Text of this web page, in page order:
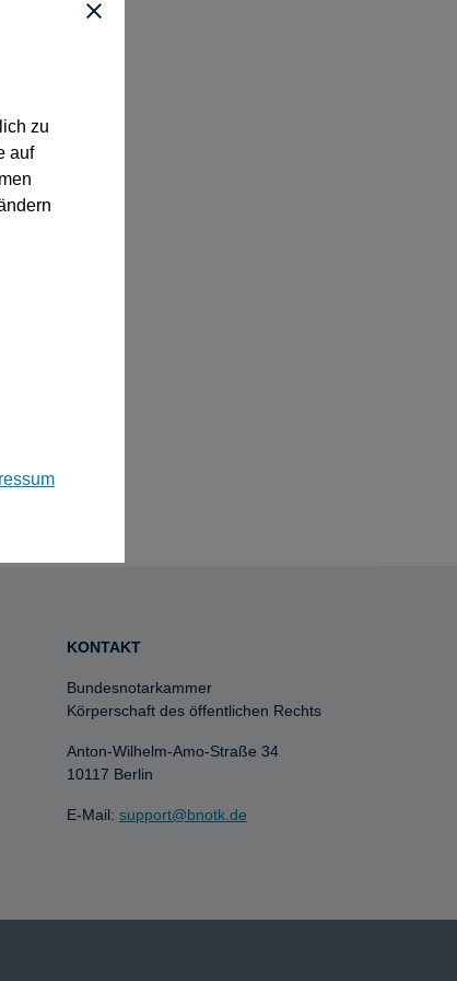
zu
auf
KONTAKT
Bundesnotarkammer
Körperschaft des öffentlichen Rechts
Anton-Wilhelm-Amo-Straße 34
10117 Berlin
E-Mail: support@bnotk.de